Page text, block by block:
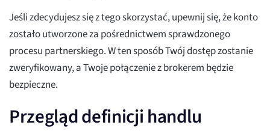
Jeśli zdecydujesz się z tego skorzystać, upewnij się, że konto
zostało utworzone za pośrednictwem sprawdzonego
procesu partnerskiego. W ten sposób Twój dostęp zostanie
zweryfikowany, a Twoje połączenie z brokerem będzie
bezpieczne.
Przegląd definicji handlu